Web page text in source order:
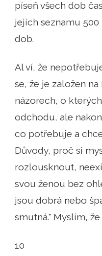
píseň všech dob
jejich seznamu
dob.
Al ví, že
se, že je založen
názorech, o
odchodu, ale
co potřebuje a
Důvody, proč si
rozlousknout,
svou ženou bez
jsou dobrá nebo
smutná." Myslím,
10